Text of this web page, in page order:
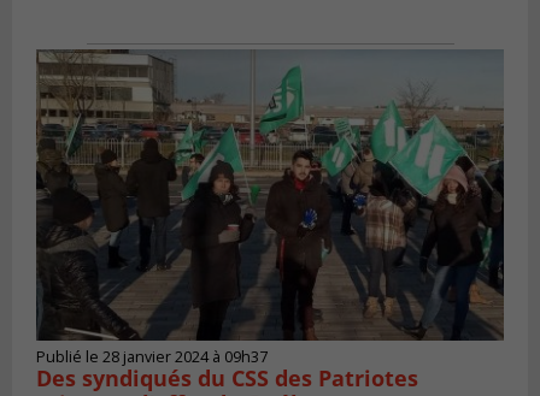
Publié le 28 janvier 2024 à 09h37
Des syndiqués du CSS des Patriotes